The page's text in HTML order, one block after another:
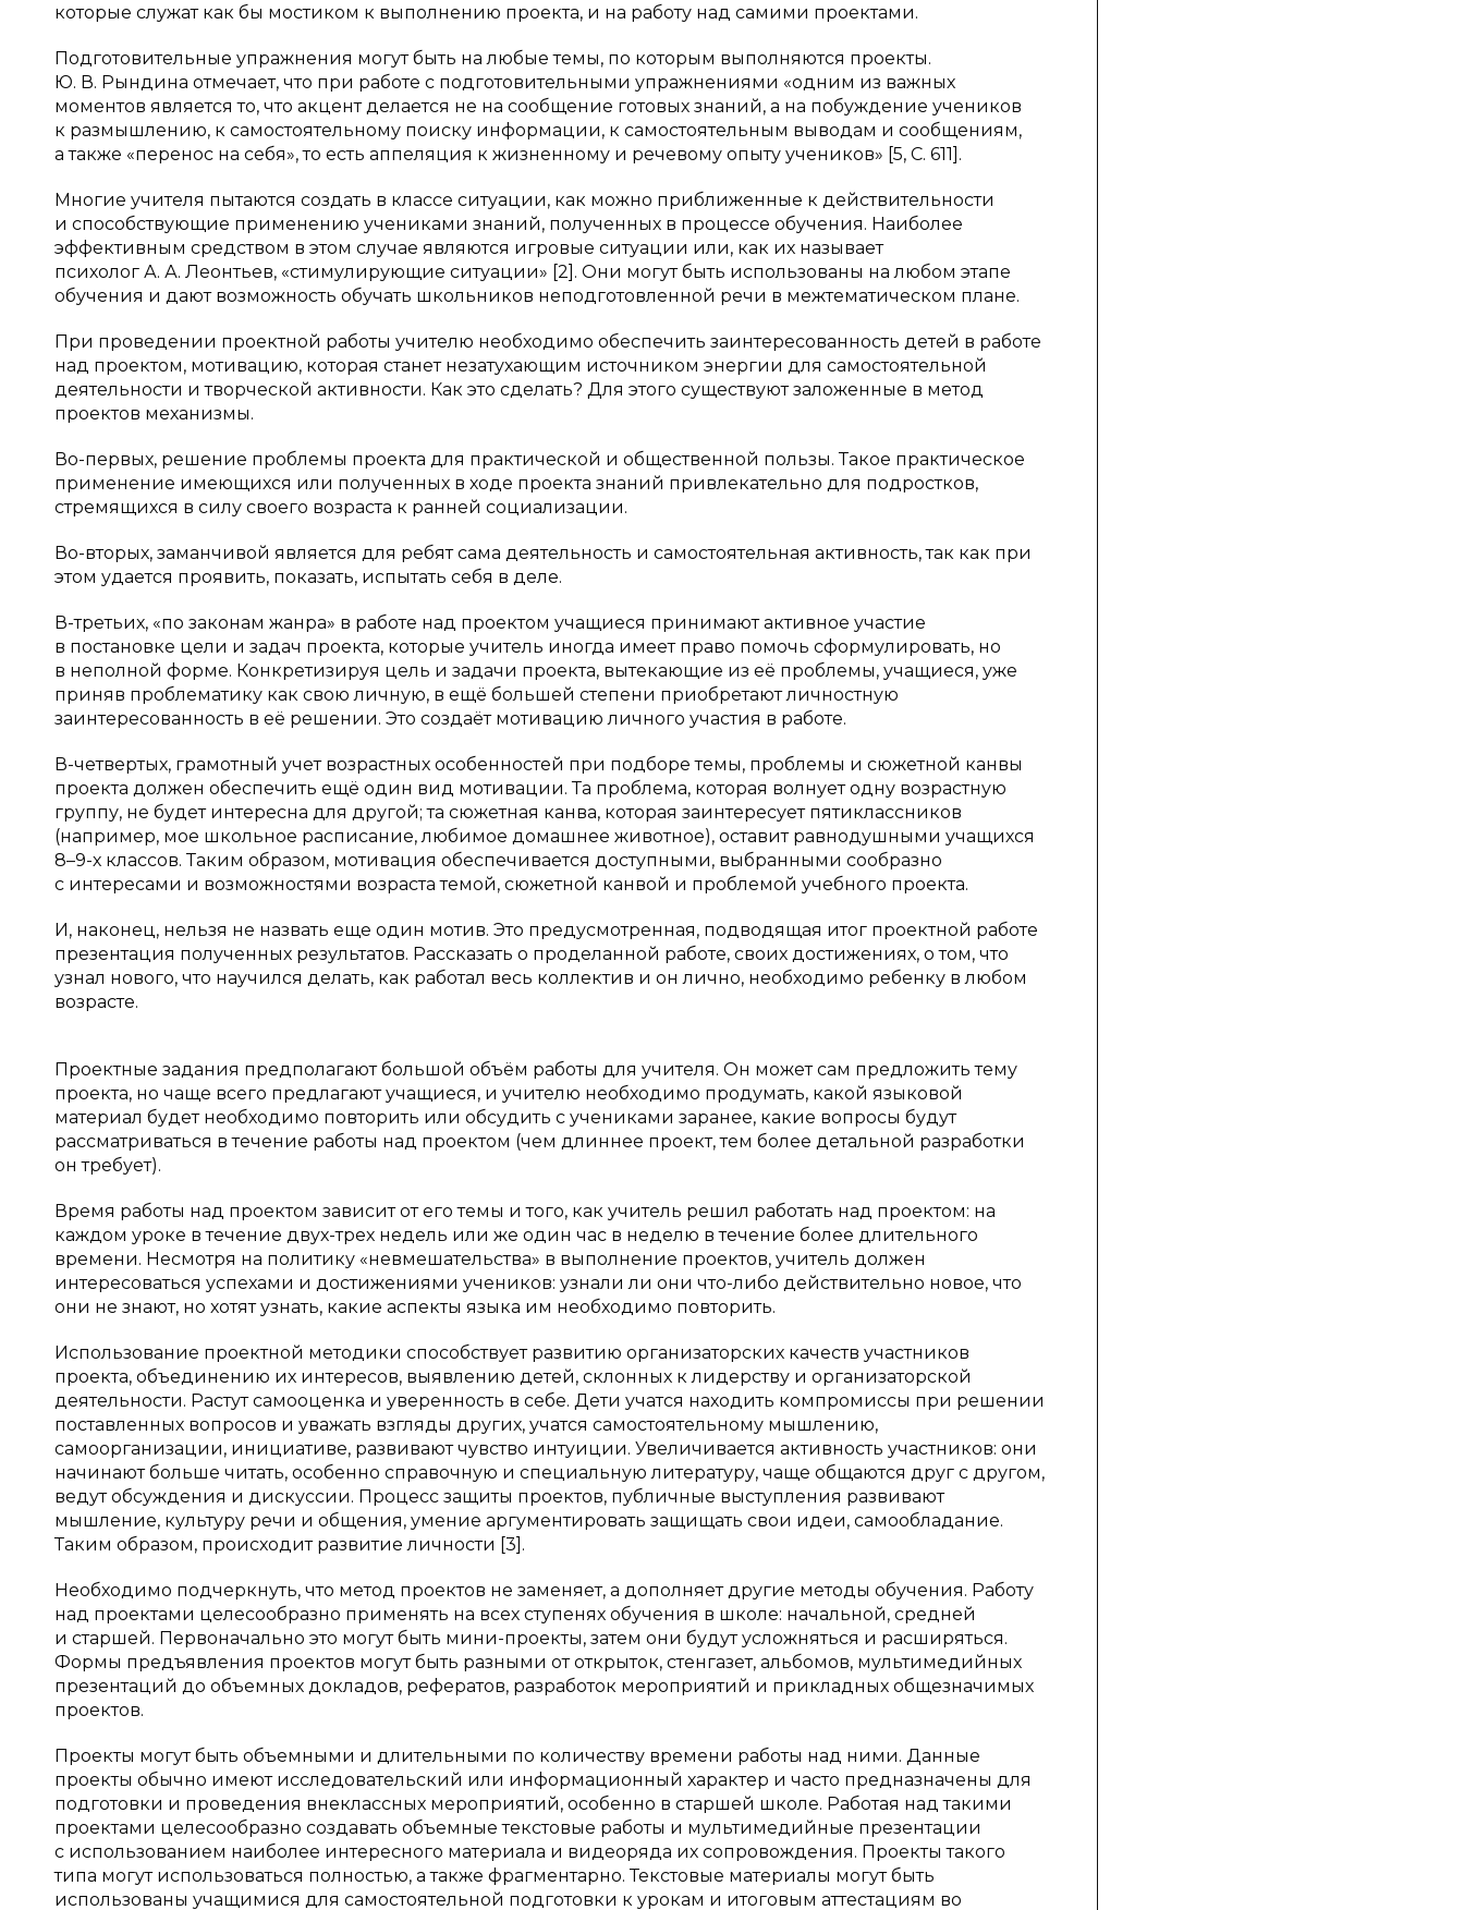
которые служат как бы мостиком к выполнению проекта, и на работу над самими проектами.
Подготовительные упражнения могут быть на любые темы, по которым выполняются проекты.
Ю. В. Рындина отмечает, что при работе с подготовительными упражнениями «одним из важных
моментов является то, что акцент делается не на сообщение готовых знаний, а на побуждение учеников
к размышлению, к самостоятельному поиску информации, к самостоятельным выводам и сообщениям,
а также «перенос на себя», то есть аппеляция к жизненному и речевому опыту учеников» [5, С. 611].
Многие учителя пытаются создать в классе ситуации, как можно приближенные к действительности
и способствующие применению учениками знаний, полученных в процессе обучения. Наиболее
эффективным средством в этом случае являются игровые ситуации или, как их называет
психолог А. А. Леонтьев, «стимулирующие ситуации» [2]. Они могут быть использованы на любом этапе
обучения и дают возможность обучать школьников неподготовленной речи в межтематическом плане.
При проведении проектной работы учителю необходимо обеспечить заинтересованность детей в работе
над проектом, мотивацию, которая станет незатухающим источником энергии для самостоятельной
деятельности и творческой активности. Как это сделать? Для этого существуют заложенные в метод
проектов механизмы.
Во-первых, решение проблемы проекта для практической и общественной пользы. Такое практическое
применение имеющихся или полученных в ходе проекта знаний привлекательно для подростков,
стремящихся в силу своего возраста к ранней социализации.
Во-вторых, заманчивой является для ребят сама деятельность и самостоятельная активность, так как при
этом удается проявить, показать, испытать себя в деле.
В-третьих, «по законам жанра» в работе над проектом учащиеся принимают активное участие
в постановке цели и задач проекта, которые учитель иногда имеет право помочь сформулировать, но
в неполной форме. Конкретизируя цель и задачи проекта, вытекающие из её проблемы, учащиеся, уже
приняв проблематику как свою личную, в ещё большей степени приобретают личностную
заинтересованность в её решении. Это создаёт мотивацию личного участия в работе.
В-четвертых, грамотный учет возрастных особенностей при подборе темы, проблемы и сюжетной канвы
проекта должен обеспечить ещё один вид мотивации. Та проблема, которая волнует одну возрастную
группу, не будет интересна для другой; та сюжетная канва, которая заинтересует пятиклассников
(например, мое школьное расписание, любимое домашнее животное), оставит равнодушными учащихся
8–9-х классов. Таким образом, мотивация обеспечивается доступными, выбранными сообразно
с интересами и возможностями возраста темой, сюжетной канвой и проблемой учебного проекта.
И, наконец, нельзя не назвать еще один мотив. Это предусмотренная, подводящая итог проектной работе
презентация полученных результатов. Рассказать о проделанной работе, своих достижениях, о том, что
узнал нового, что научился делать, как работал весь коллектив и он лично, необходимо ребенку в любом
возрасте.
Проектные задания предполагают большой объём работы для учителя. Он может сам предложить тему
проекта, но чаще всего предлагают учащиеся, и учителю необходимо продумать, какой языковой
материал будет необходимо повторить или обсудить с учениками заранее, какие вопросы будут
рассматриваться в течение работы над проектом (чем длиннее проект, тем более детальной разработки
он требует).
Время работы над проектом зависит от его темы и того, как учитель решил работать над проектом: на
каждом уроке в течение двух-трех недель или же один час в неделю в течение более длительного
времени. Несмотря на политику «невмешательства» в выполнение проектов, учитель должен
интересоваться успехами и достижениями учеников: узнали ли они что-либо действительно новое, что
они не знают, но хотят узнать, какие аспекты языка им необходимо повторить.
Использование проектной методики способствует развитию организаторских качеств участников
проекта, объединению их интересов, выявлению детей, склонных к лидерству и организаторской
деятельности. Растут самооценка и уверенность в себе. Дети учатся находить компромиссы при решении
поставленных вопросов и уважать взгляды других, учатся самостоятельному мышлению,
самоорганизации, инициативе, развивают чувство интуиции. Увеличивается активность участников: они
начинают больше читать, особенно справочную и специальную литературу, чаще общаются друг с другом,
ведут обсуждения и дискуссии. Процесс защиты проектов, публичные выступления развивают
мышление, культуру речи и общения, умение аргументировать защищать свои идеи, самообладание.
Таким образом, происходит развитие личности [3].
Необходимо подчеркнуть, что метод проектов не заменяет, а дополняет другие методы обучения. Работу
над проектами целесообразно применять на всех ступенях обучения в школе: начальной, средней
и старшей. Первоначально это могут быть мини-проекты, затем они будут усложняться и расширяться.
Формы предъявления проектов могут быть разными от открыток, стенгазет, альбомов, мультимедийных
презентаций до объемных докладов, рефератов, разработок мероприятий и прикладных общезначимых
проектов.
Проекты могут быть объемными и длительными по количеству времени работы над ними. Данные
проекты обычно имеют исследовательский или информационный характер и часто предназначены для
подготовки и проведения внеклассных мероприятий, особенно в старшей школе. Работая над такими
проектами целесообразно создавать объемные текстовые работы и мультимедийные презентации
с использованием наиболее интересного материала и видеоряда их сопровождения. Проекты такого
типа могут использоваться полностью, а также фрагментарно. Текстовые материалы могут быть
использованы учащимися для самостоятельной подготовки к урокам и итоговым аттестациям во